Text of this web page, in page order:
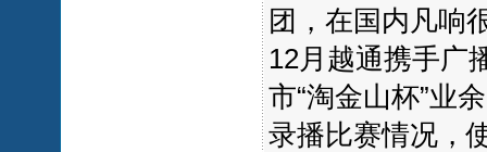
团，在国内凡响
12月越通携手广
市“淘金山杯”业
录播比赛情况，